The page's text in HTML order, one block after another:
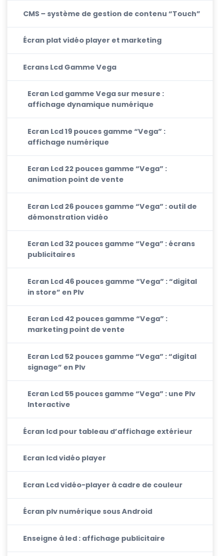
CMS – système de gestion de contenu “Touch”
Écran plat vidéo player et marketing
Ecrans Lcd Gamme Vega
Ecran Lcd gamme Vega sur mesure :
affichage dynamique numérique
Ecran Lcd 19 pouces gamme “Vega” :
affichage numérique
Ecran Lcd 22 pouces gamme “Vega” :
animation point de vente
Ecran Lcd 26 pouces gamme “Vega” : outil de
démonstration vidéo
Ecran Lcd 32 pouces gamme “Vega” : écrans
publicitaires
Ecran Lcd 46 pouces gamme “Vega” : “digital
in store” en Plv
Ecran Lcd 42 pouces gamme “Vega” :
marketing point de vente
Ecran Lcd 52 pouces gamme “Vega” : “digital
signage” en Plv
Ecran Lcd 55 pouces gamme “Vega” : une Plv
Interactive
Écran lcd pour tableau d’affichage extérieur
Ecran lcd vidéo player
Ecran Lcd vidéo-player à cadre de couleur
Écran plv numérique sous Android
Enseigne à led : affichage publicitaire